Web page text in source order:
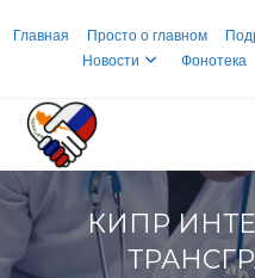
Главная Просто о главном
Новости
Фонотека
КИПР